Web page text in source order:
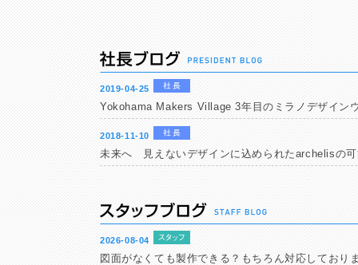
2019-04-25
Yokohama Makers Village 3年目のミラノデザイン
2018-11-10
未来へ 見えないデザインに込められたarchelisの
2026-08-04
図面がなくても製作できる？もちろん対応しており